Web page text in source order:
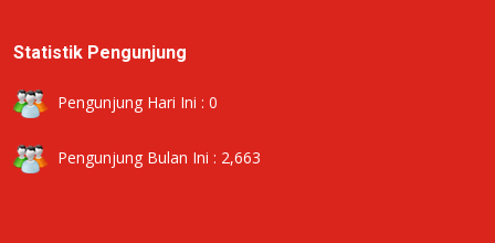
Statistik Pengunjung
Pengunjung Hari Ini : 0
Pengunjung Bulan Ini : 2,663